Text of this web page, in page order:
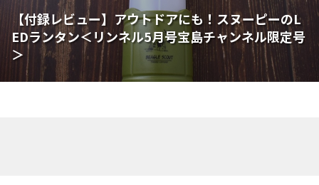
【付録レビュー】アウトドアにも！スヌーピーのL
EDランタン＜リンネル5月号宝島チャンネル限定号
＞